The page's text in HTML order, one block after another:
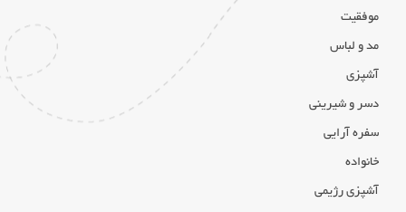
موفقیت
مد و لباس
آشپزی
دسر و شیرینی
سفره آرایی
خانواده
آشپزی رژیمی